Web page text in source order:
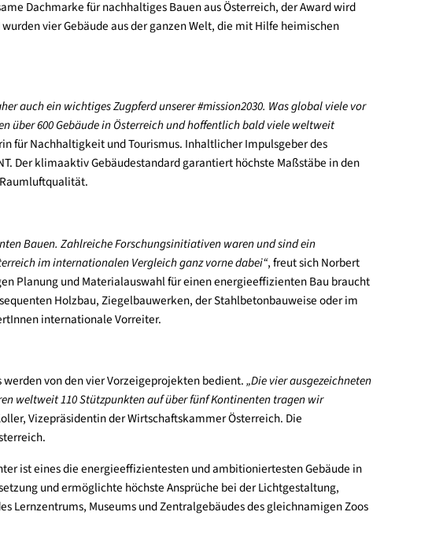
Building Award“ von Elisabeth Köstinger, Bundesministerin für
für Verkehr, Innovation und Technologie (BMVIT) und Ulrike Rabmer-
gemeinsame Dachmarke für nachhaltiges Bauen aus Österreich, der Award
wurden vier Gebäude aus der ganzen Welt, die mit Hilfe
und daher auch ein wichtiges Zugpferd unserer #mission2030. Was global
den über 600 Gebäude in Österreich und hoffentlich bald viele weltweit
des BMNT. Der klimaaktiv Gebäudestandard garantiert höchste Maßstäbe
und Raumluftqualität.
Bauen. Zahlreiche Forschungsinitiativen waren und sind ein
der richtigen Planung und Materialauswahl für einen energieeffizienten Bau
ob im konsequenten Holzbau, Ziegelbauwerken, der Stahlbetonbauweise
und ExpertInnen internationale Vorreiter.
Standards werden von den vier Vorzeigeprojekten bedient.„Die vier
In unseren weltweit 110 Stützpunkten auf über fünf Kontinenten tragen wir
Rabmer-Koller, Vizepräsidentin der Wirtschaftskammer Österreich. Die
Österreich.